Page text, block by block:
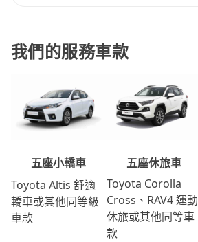
我們的服務車款
五座小轎車
Toyota Altis 舒適
轎車或其他同等級
車款
五座休旅車
Toyota Corolla
Cross、RAV4 運動
休旅或其他同等車
款